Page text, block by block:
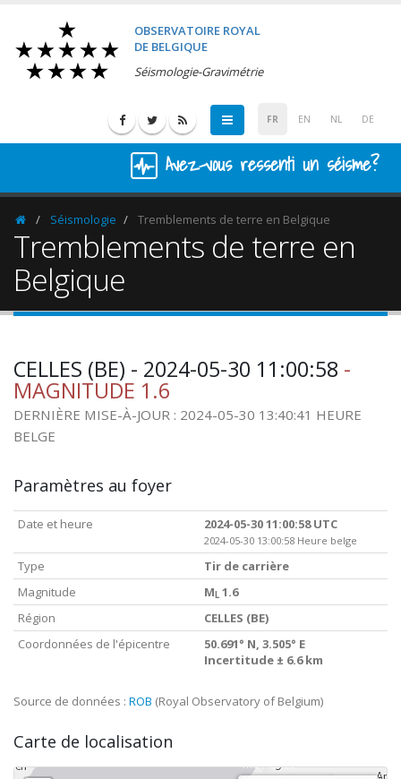
OBSERVATOIRE ROYAL
DE BELGIQUE
Séismologie-Gravimétrie
FR EN NL DE
Avez-vous ressenti un séisme?
HomepageSéismologie Tremblements de terre en Belgique
Tremblements de terre en
Belgique
CELLES (BE) - 2024-05-30 11:00:58 -
MAGNITUDE 1.6
DERNIÈRE MISE-À-JOUR : 2024-05-30 13:40:41 HEURE
BELGE
Paramètres au foyer
Date et heure 2024-05-30 11:00:58 UTC
2024-05-30 13:00:58 Heure belge
Type
Tir de carrière
Magnitude
M L 1.6
Région
CELLES (BE)
Coordonnées de l'épicentre
50.691° N, 3.505° E
Incertitude ± 6.6 km
Source de données : ROB (Royal Observatory of Belgium)
Carte de localisation